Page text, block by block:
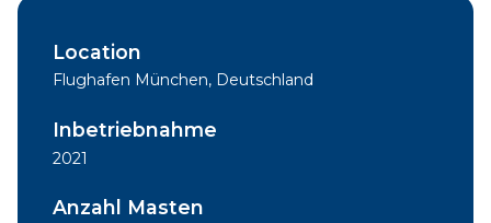
Location
Flughafen München, Deutschland
Inbetriebnahme
2021
Anzahl Masten